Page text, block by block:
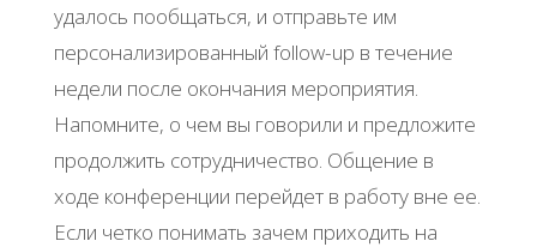
удалось пообщаться, и отправьте им
персонализированный follow-up в течение
недели после окончания мероприятия.
Напомните, о чем вы говорили и предложите
продолжить сотрудничество. Общение в
ходе конференции перейдет в работу вне ее.
Если четко понимать зачем приходить на